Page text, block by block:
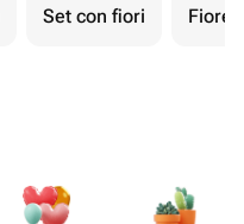
Set con fiori Fiore